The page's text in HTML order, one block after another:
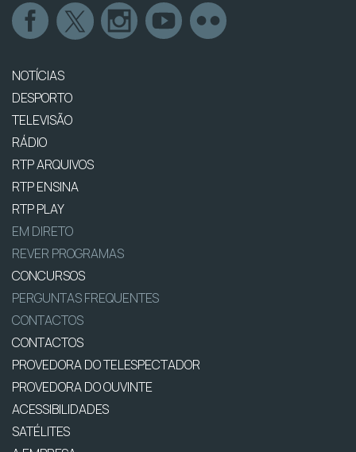
NOTÍCIAS
DESPORTO
TELEVISÃO
RÁDIO
RTP ARQUIVOS
RTP ENSINA
RTP PLAY
EM DIRETO
REVER PROGRAMAS
CONCURSOS
PERGUNTAS FREQUENTES
CONTACTOS
CONTACTOS
PROVEDORA DO TELESPECTADOR
PROVEDORA DO OUVINTE
ACESSIBILIDADES
SATÉLITES